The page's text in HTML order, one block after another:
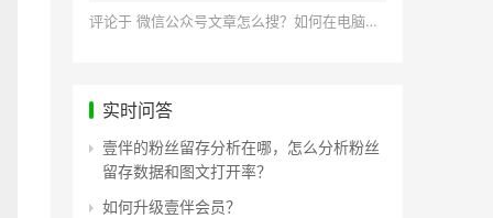
评论于 微信公众号文章怎么搜？如何在电脑上搜索公众号文章？
实时问答
壹伴的粉丝留存分析在哪，怎么分析粉丝
留存数据和图文打开率？
如何升级壹伴会员？